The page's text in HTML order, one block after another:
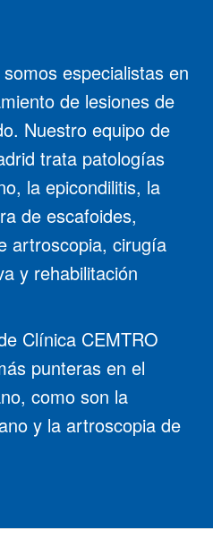
especialistas en
de lesiones de
Nuestro equipo de
trata patologías
la epicondilitis, la
de escafoides,
artroscopia, cirugía
y rehabilitación
Clínica CEMTRO
punteras en el
como son la
y la artroscopia de